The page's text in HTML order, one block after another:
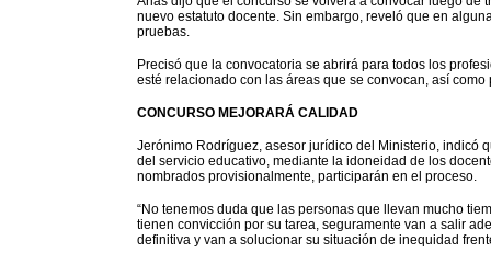
nuevo estatuto docente. Sin embargo, reveló que en
pruebas.
Precisó que la convocatoria se abrirá para todos los
esté relacionado con las áreas que se convocan, así
CONCURSO MEJORARÁ CALIDAD
Jerónimo Rodríguez, asesor jurídico del Ministerio, indicó
del servicio educativo, mediante la idoneidad de los
nombrados provisionalmente, participarán en el proceso.
“No tenemos duda que las personas que llevan mucho
tienen convicción por su tarea, seguramente van a salir
definitiva y van a solucionar su situación de inequidad